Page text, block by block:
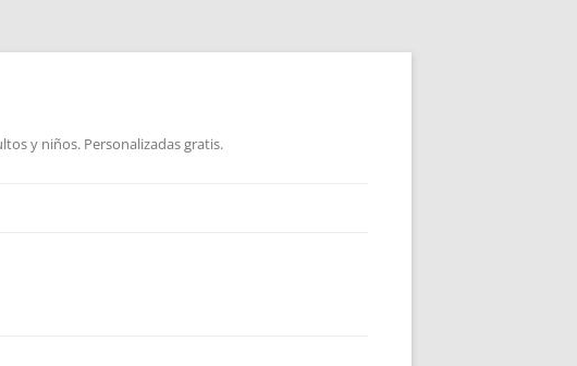
y niños. Personalizadas gratis.